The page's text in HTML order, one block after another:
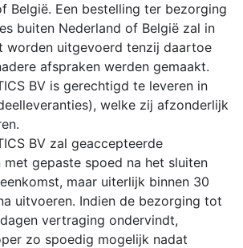
België. Een bestelling ter bezorging
buiten Nederland of België zal in
worden uitgevoerd tenzij daartoe
afspraken werden gemaakt.
BV is gerechtigd te leveren in
welke zij afzonderlijk
BV zal geaccepteerde
met gepaste spoed na het sluiten
maar uiterlijk binnen 30
uitvoeren. Indien de bezorging tot
vertraging ondervindt,
zo spoedig mogelijk nadat